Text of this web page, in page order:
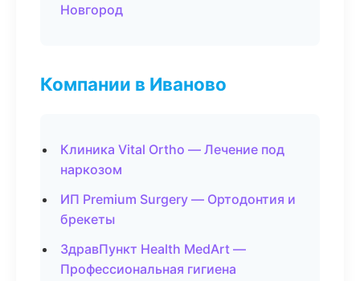
Новгород
Компании в Иваново
Клиника Vital Ortho — Лечение под
наркозом
ИП Premium Surgery — Ортодонтия и
брекеты
ЗдравПункт Health MedArt —
Профессиональная гигиена